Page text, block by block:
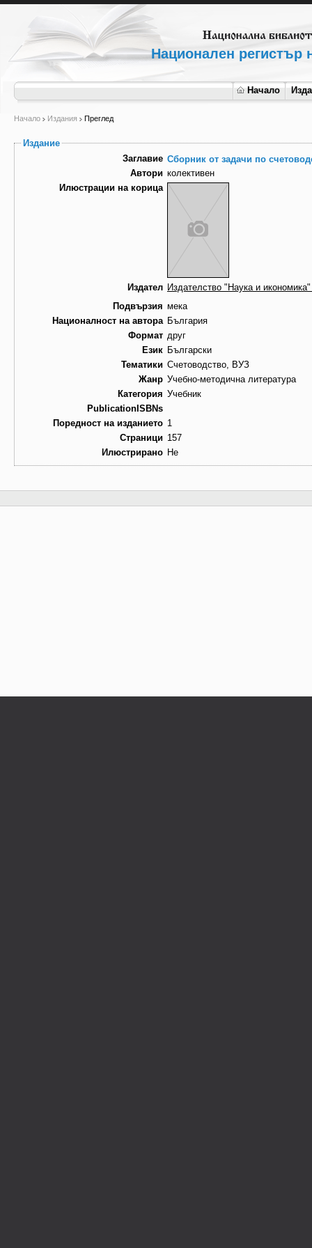
Национален регистър
Начало
Начало Издания Преглед
Издание
Заглавие Сборник от задачи по
Автори колективен
Илюстрации на корица
Издател Издателство "Наука и
Подвързия мека
Националност на автора България
Формат друг
Език Български
Тематики Счетоводство, ВУЗ
Жанр Учебно-методична литература
Категория Учебник
PublicationISBNs
Поредност на изданието 1
Страници 157
Илюстрирано Не